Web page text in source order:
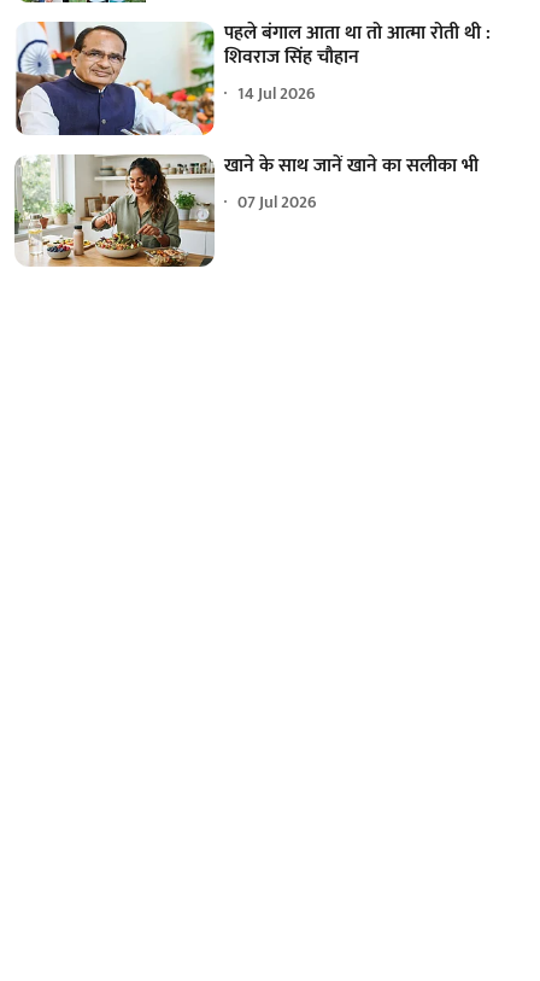
पहले बंगाल आता था तो आत्मा रोती थी :
शिवराज सिंह चौहान
14 Jul 2026
खाने के साथ जानें खाने का सलीका भी
07 Jul 2026